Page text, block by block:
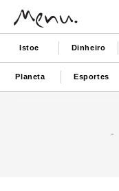
Istoe Dinheiro
Planeta Esportes